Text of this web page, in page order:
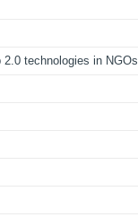
2.0 technologies in NGOs